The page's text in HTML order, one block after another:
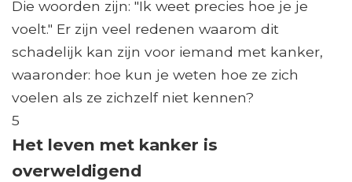
Die woorden zijn: "Ik weet precies hoe je je
voelt." Er zijn veel redenen waarom dit
schadelijk kan zijn voor iemand met kanker,
waaronder: hoe kun je weten hoe ze zich
voelen als ze zichzelf niet kennen?
5
Het leven met kanker is
overweldigend